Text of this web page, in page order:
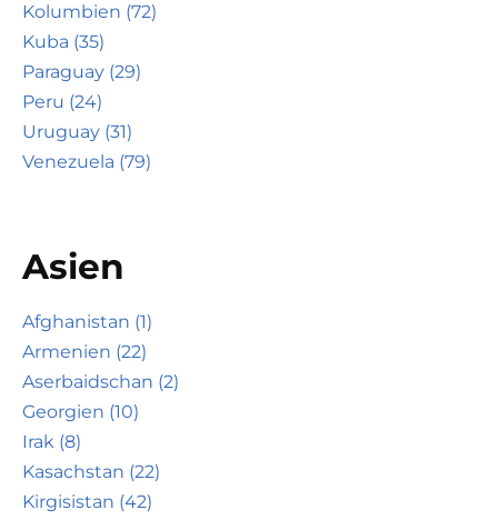
Kolumbien (72)
Kuba (35)
Paraguay (29)
Peru (24)
Uruguay (31)
Venezuela (79)
Asien
Afghanistan (1)
Armenien (22)
Aserbaidschan (2)
Georgien (10)
Irak (8)
Kasachstan (22)
Kirgisistan (42)